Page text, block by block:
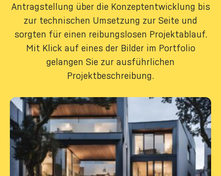
Antragstellung über die Konzeptentwicklung bis
zur technischen Umsetzung zur Seite und
sorgten für einen reibungslosen Projektablauf.
Mit Klick auf eines der Bilder im Portfolio
gelangen Sie zur ausführlichen
Projektbeschreibung.